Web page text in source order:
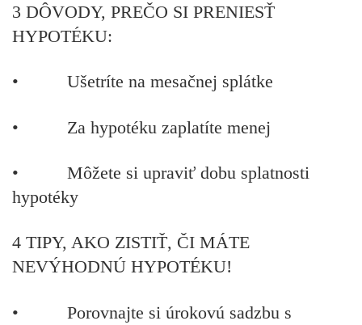
3 DÔVODY, PREČO SI PRENIESŤ
HYPOTÉKU:
• Ušetríte na mesačnej splátke
• Za hypotéku zaplatíte menej
• Môžete si upraviť dobu splatnosti
hypotéky
4 TIPY, AKO ZISTIŤ, ČI MÁTE
NEVÝHODNÚ HYPOTÉKU!
• Porovnajte si úrokovú sadzbu s